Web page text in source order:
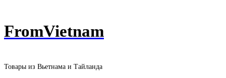
Перейти
к
FromVietnam
Товары из Вьетнама и Тайланда